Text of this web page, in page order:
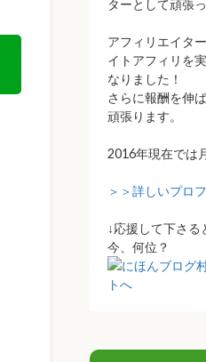
ターとして頑張
アフィリエイタ
イトアフィリを
なりました！
さらに報酬を伸
頑張ります。
2016年現在では
＞＞詳しいプロ
↓応援して下さ
今、何位？